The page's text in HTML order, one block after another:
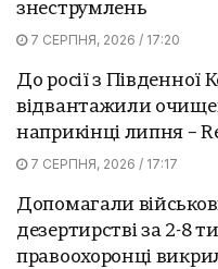
знеструмлень
7 СЕРПНЯ, 2026 / 17:20
До росії з Південної
відвантажили
наприкінці липня –
7 СЕРПНЯ, 2026 / 17:17
Допомагали
дезертирстві за 2-8
правоохоронці